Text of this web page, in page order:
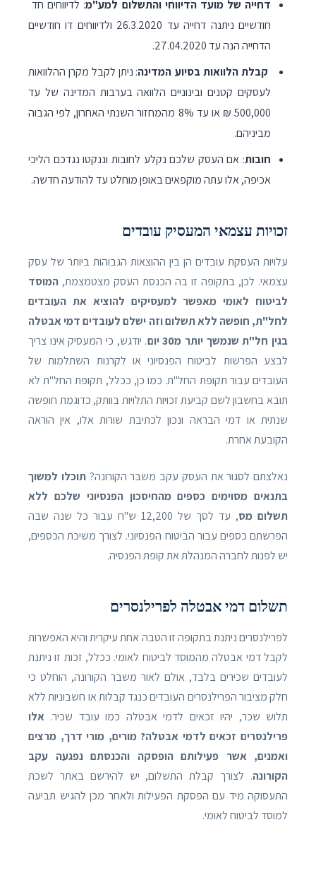
דחייה של מועד הדיווחי והתשלום למע"מ: לדיווחים חד
חודשיים ניתנה דחייה עד 26.3.2020 ולדיווחים דו חודשיים
הדחייה הנה עד 27.04.2020.
קבלת הלוואות בסיוע המדינה: ניתן לקבל מקרן ​ההלוואות
לעסקים קטנים ובינוניים הלוואה בערבות המדינה של עד
500,000 ₪ או עד 8% מהמחזור השנתי האחרון, לפי הגבוה
מביניהם.
חובות: אם העסק שלכם נקלע לחובות וננקטו נגדכם הליכי
אכיפה, אלו עתה מוקפאים באופן מוחלט עד להודעה חדשה.
זכויות עצמאי המעסיק עובדים
עלויות העסקת עובדים הן בין ההוצאות הגבוהות ביותר של עסק
עצמאי. לכן, בתקופה זו בה הכנסת העסק מצטמצמת, המוסד
לביטוח לאומי מאפשר למעסיקים להוציא את העובדים
לחל"ת, חופשה ללא תשלום וזה ישלם לעובדים דמי אבטלה
בגין חל"ת שנמשך יותר מ30 יום
. יודגש, כי המעסיק אינו צריך
לבצע הפרשות לביטוח הפנסיוני או לקרנות השתלמות של
העובדים עבור תקופת החל"ת. כמו כן, ככלל, תקופת החל"ת לא
תובא בחשבון לשם קביעת זכויות התלויות בוותק, כדוגמת חופשה
שנתית או דמי הבראה ונכון לכתיבת שורות אלו, אין הוראה
הקובעת אחרת.
נאלצתם לסגור את העסק עקב משבר הקורונה?תוכלו למשוך
בתנאים מסוימים כספים מהחיסכון הפנסיוני שלכם ללא
תשלום מס
, עד לסך של 12,200 ש"ח עבור כל שנה שבה
הפרשתם כספים עבור הביטוח הפנסיוני. לצורך משיכת הכספים,
יש לפנות לחברה המנהלת את קופת הפנסיה.
תשלום דמי אבטלה לפרילנסרים
לפרילנסרים ניתנת בתקופה זו הטבה אחת עיקרית והיא האפשרות
לקבל דמי אבטלה מהמוסד לביטוח לאומי. ככלל, זכות זו ניתנת
לעובדים שכירים בלבד, אולם לאור משבר הקורונה, הוחלט כי
חלק מציבור הפרילנסרים העובדים כנגד קבלות או חשבוניות ללא
תלוש שכר, יהיו זכאים לדמי אבטלה כמו עובד שכיר. אלו
פרילנסרים זכאים לדמי אבטלה? מורים, מורי דרך, מרצים
ואמנים, אשר פעילותם הופסקה והכנסתם נפגעה עקב
הקורונה. לצורך קבלת התשלום, יש להירשם באתר לשכת
התעסוקה מיד עם הפסקת הפעילות ולאחר מכן להגיש תביעה
למוסד לביטוח לאומי.